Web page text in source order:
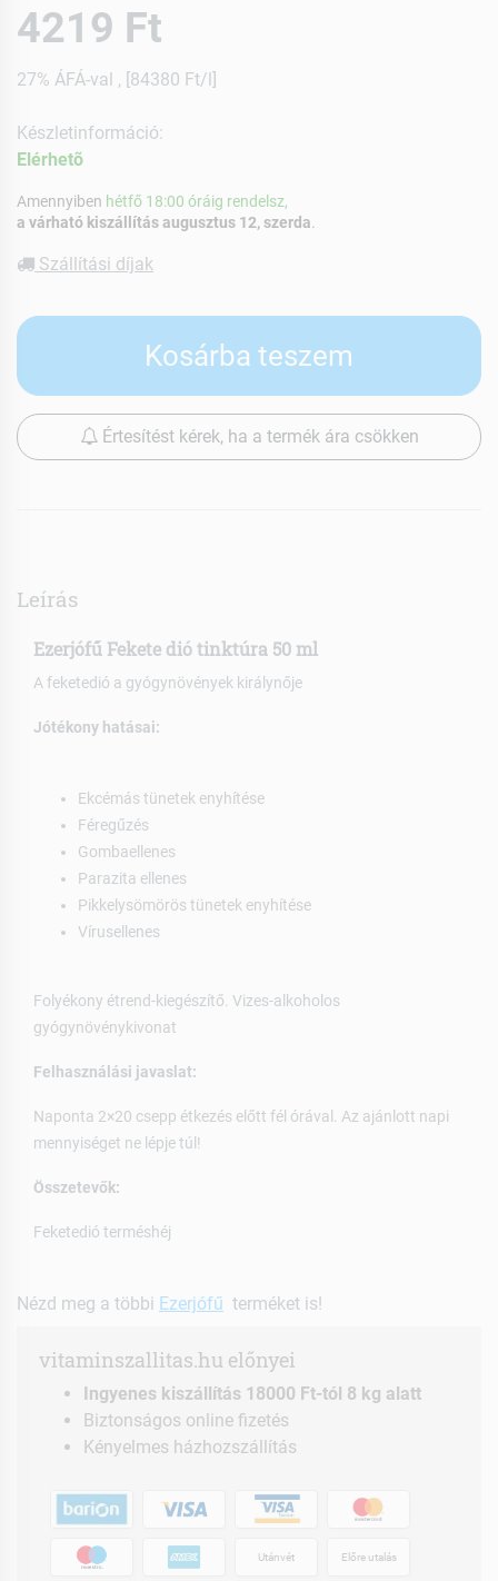
4219 Ft
27% ÁFÁ-val , [84380 Ft/l]
Készletinformáció:
Elérhetõ
Amennyiben hétfő 18:00 óráig rendelsz,
a várható kiszállítás augusztus 12, szerda
Szállítási díjak
Kosárba teszem
Értesítést kérek, ha a termék ára csökken
Leírás
Ezerjófű Fekete dió tinktúra 50 ml
A feketedió a gyógynövények királynője
Jótékony hatásai:
Ekcémás tünetek enyhítése
Féregűzés
Gombaellenes
Parazita ellenes
Pikkelysömörös tünetek enyhítése
Vírusellenes
Folyékony étrend-kiegészítő. Vizes-alkoholos
gyógynövénykivonat
Felhasználási javaslat:
Naponta 2×20 csepp étkezés előtt fél órával. Az ajánlott napi
mennyiséget ne lépje túl!
Összetevők:
Feketedió terméshéj
Nézd meg a többi Ezerjófű terméket is!
vitaminszallitas.hu előnyei
Ingyenes kiszállítás 18000 Ft-tól 8 kg alatt
Biztonságos online fizetés
Kényelmes házhozszállítás
Utánvét Előre utalás